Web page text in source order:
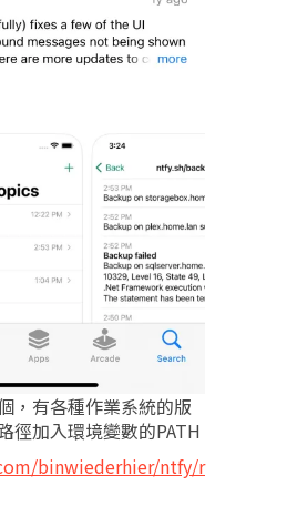
，有各種作業系統的版
徑加入環境變數的PATH
binwiederhier/ntfy/r